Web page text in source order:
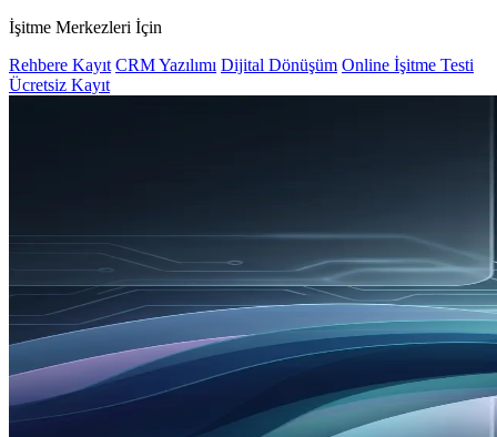
İşitme Merkezleri İçin
Rehbere Kayıt CRM Yazılımı Dijital Dönüşüm Online İşitme Testi
Ücretsiz Kayıt